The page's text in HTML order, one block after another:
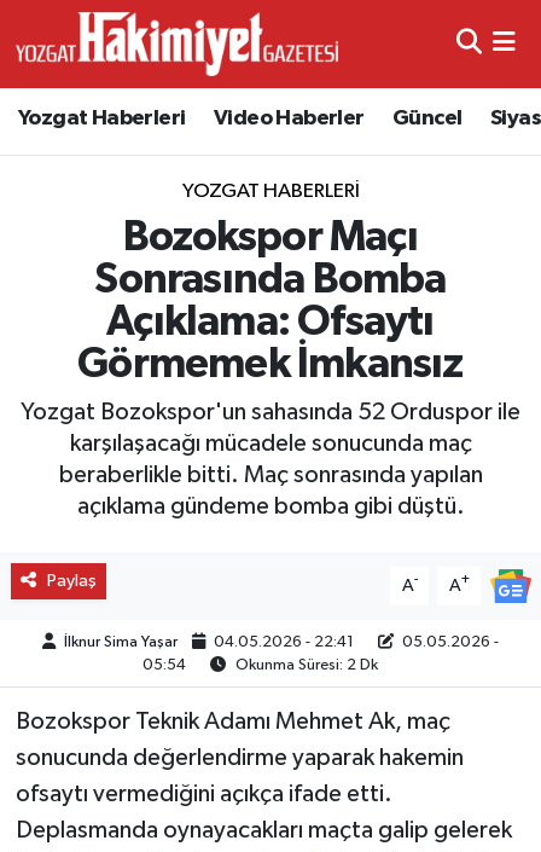
Yozgat Haberleri Video Haberler Güncel
YOZGAT HABERLERI
Bozokspor Maçı
Sonrasında Bomba
Açıklama: Ofsaytı
Görmemek İmkansız
Yozgat Bozokspor'un sahasında 52 Orduspor ile
karşılaşacağı mücadele sonucunda maç
beraberlikle bitti. Maç sonrasında yapılan
açıklama gündeme bomba gibi düştü.
Paylaş A- A+
İlknur Sima Yaşar 04.05.2026 - 22:41
05.05.2026 -
05:54
Okunma Süresi: 2 Dk
Bozokspor Teknik Adamı Mehmet Ak, maç
sonucunda değerlendirme yaparak hakemin
ofsaytı vermediğini açıkça ifade etti.
Deplasmanda oynayacakları maçta galip gelerek